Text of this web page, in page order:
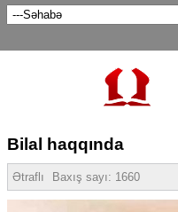
Bilal haqqında
Ətraflı Baxış sayı: 1660